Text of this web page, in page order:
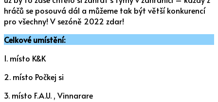
hráčů se posouvá dál a můžeme tak být větší konkurencí
pro všechny! V sezóně 2022 zdar!
Celkové umístění:
1. místo K&K
2. místo Počkej si
3. místo F.A.U. , Vinnarare